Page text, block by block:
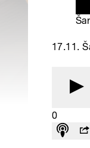
17.11.
0